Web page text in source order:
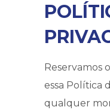
Reservamos
essa Política
qualquer